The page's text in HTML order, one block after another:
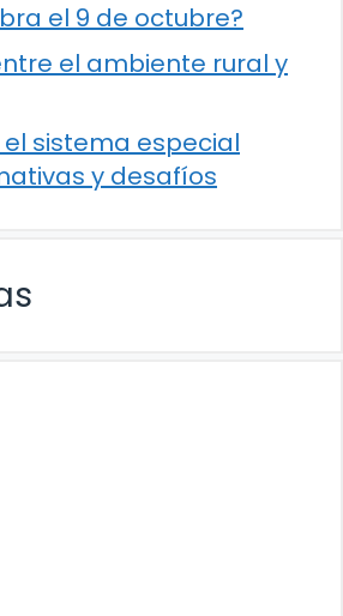
el 9 de octubre?
el ambiente rural y
sistema especial
y desafíos